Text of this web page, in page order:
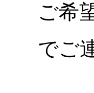
ご希
でご